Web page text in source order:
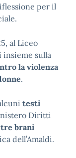
per il
al Liceo
sulla
la violenza
.
testi
Diritti
tre brani
dell’Amaldi.